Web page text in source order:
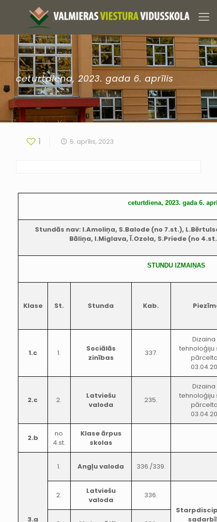
ceturtdiena, 2023. gada 6. aprīlis
1 5. aprīlis, 2023
ceturtdiena, 2023. gada 6.
Stundās nav: I.Amoliņa, S.Balode (no 7.st.),
Bāliņa, I.Miglava, Ī.Ozola, S.Priede (no
STUNDU IZMAIŅAS
Klase St. Stunda Kab.
1.c 1.
Sociālās
zinības
337.
Dizaina
tehnoloģiju
2.c 2.
Latviešu
valoda
235.
Dizaina
tehnoloģiju
2.b
no
4.st.
Klase ārpus
skolas
3.a
1. Angļu valoda 336./339.
2.
Latviešu
valoda
336.